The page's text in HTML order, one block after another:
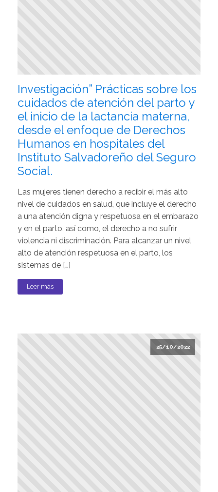
Investigación” Prácticas sobre los
cuidados de atención del parto y
el inicio de la lactancia materna,
desde el enfoque de Derechos
Humanos en hospitales del
Instituto Salvadoreño del Seguro
Social.
Las mujeres tienen derecho a recibir el más alto
nivel de cuidados en salud, que incluye el derecho
a una atención digna y respetuosa en el embarazo
y en el parto, así como, el derecho a no sufrir
violencia ni discriminación. Para alcanzar un nivel
alto de atención respetuosa en el parto, los
sistemas de […]
Leer más
25/10/2022